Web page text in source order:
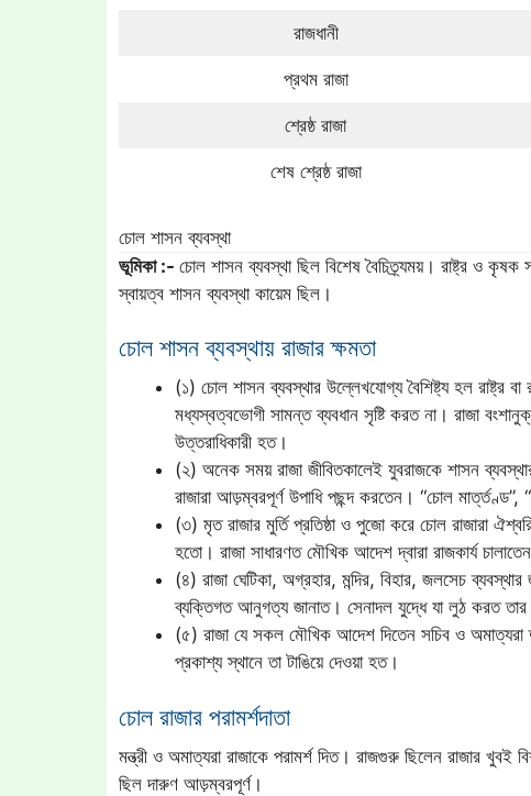
রাজধানী
প্রথম রাজা
শ্রেষ্ঠ রাজা
শেষ শ্রেষ্ঠ রাজা
চোল শাসন ব্যবস্থা
ভূমিকা :- চোল শাসন ব্যবস্থা ছিল বিশেষ বৈচিত্র্যময়। রাষ্ট্র ও
স্বায়ত্ব শাসন ব্যবস্থা কায়েম ছিল।
চোল শাসন ব্যবস্থায় রাজার ক্ষমতা
(১) চোল শাসন ব্যবস্থার উল্লেখযোগ্য বৈশিষ্ট্য হল রাষ্ট্র
মধ্যস্বত্বভোগী সামন্ত ব্যবধান সৃষ্টি করত না। রাজা
উত্তরাধিকারী হত।
(২) অনেক সময় রাজা জীবিতকালেই যুবরাজকে শাসন
রাজারা আড়ম্বরপূর্ণ উপাধি পছন্দ করতেন। “চোল মার্ত্তণ্ড”,
(৩) মৃত রাজার মুর্তি প্রতিষ্ঠা ও পুজো করে চোল রাজারা
হতো। রাজা সাধারণত মৌখিক আদেশ দ্বারা রাজকার্য
(৪) রাজা ঘেটিকা, অগ্রহার, মন্দির, বিহার, জলসেচ
ব্যক্তিগত আনুগত্য জানাত। সেনাদল যুদ্ধে যা লুঠ করত তার
(৫) রাজা যে সকল মৌখিক আদেশ দিতেন সচিব ও অমাত্যরা
প্রকাশ্য স্থানে তা টাঙিয়ে দেওয়া হত।
চোল রাজার পরামর্শদাতা
মন্ত্রী ও অমাত্যরা রাজাকে পরামর্শ দিত। রাজগুরু ছিলেন রাজার খুবই
ছিল দারুণ আড়ম্বরপূর্ণ।